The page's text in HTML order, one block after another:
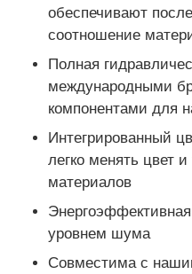
обеспечивают
соотношение
Полная
международными
компонентами для
Интегрированный
легко менять цвет
материалов
уровнем шума
Совместима с